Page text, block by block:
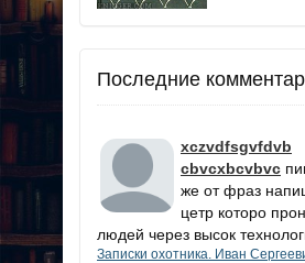
Последние
xczvdfsgvfdvb
cbvcxbcvbvc
же от фраз
цетр которо
людей через высок
Записки охотника. Иван